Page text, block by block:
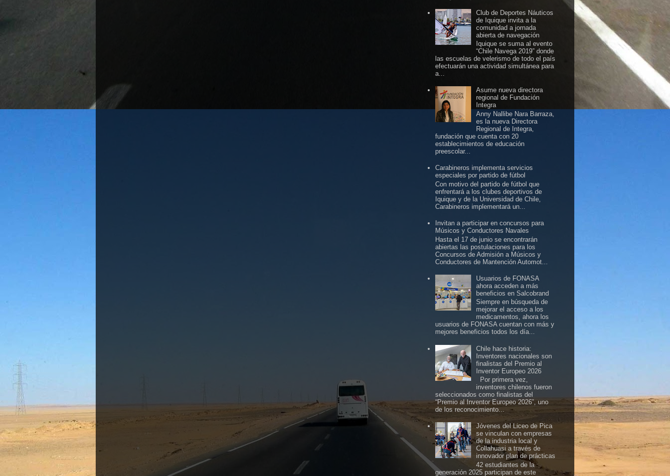
Club de Deportes Náuticos
de Iquique invita a la
comunidad a jornada
abierta de navegación
Iquique se suma al evento
“Chile Navega 2019” donde
las escuelas de velerismo de todo el país
efectuarán una actividad simultánea para
a...
Asume nueva directora
regional de Fundación
Integra
Anny Nallibe Nara Barraza,
es la nueva Directora
Regional de Integra,
fundación que cuenta con 20
establecimientos de educación
preescolar...
Carabineros implementa servicios
especiales por partido de fútbol
Con motivo del partido de fútbol que
enfrentará a los clubes deportivos de
Iquique y de la Universidad de Chile,
Carabineros implementará un...
Invitan a participar en concursos para
Músicos y Conductores Navales
Hasta el 17 de junio se encontrarán
abiertas las postulaciones para los
Concursos de Admisión a Músicos y
Conductores de Mantención Automot...
Usuarios de FONASA
ahora acceden a más
beneficios en Salcobrand
Siempre en búsqueda de
mejorar el acceso a los
medicamentos, ahora los
usuarios de FONASA cuentan con más y
mejores beneficios todos los día...
Chile hace historia:
Inventores nacionales son
finalistas del Premio al
Inventor Europeo 2026
Por primera vez,
inventores chilenos fueron
seleccionados como finalistas del
“Premio al Inventor Europeo 2026”, uno
de los reconocimiento...
Jóvenes del Liceo de Pica
se vinculan con empresas
de la industria local y
Collahuasi a través de
innovador plan de prácticas
42 estudiantes de la
generación 2025 participan de este